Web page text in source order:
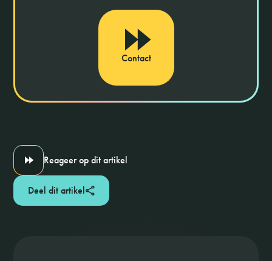
Contact
Reageer op dit artikel
Deel dit artikel